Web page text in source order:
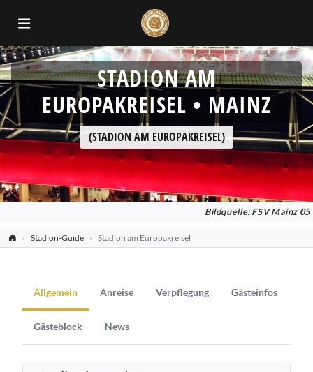
STADION AM
EUROPAKREISEL • MAINZ
(STADION AM EUROPAKREISEL)
Bildquelle: FSV Mainz 05
Stadion-Guide Stadion am Europakreisel
Allgemein Anreise Verpflegung Gästeinfos
Gästeblock News